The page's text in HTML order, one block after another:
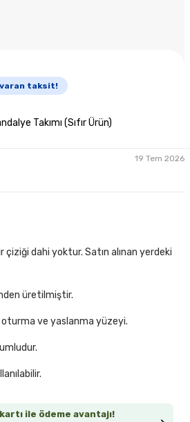
taksit!
Takımı (Sıfır Ürün)
19 Tem 2026
ile ödeme avantajı!
çiziği dahi yoktur. Satın alınan yerdeki
üretilmiştir.
oturma ve yaslanma yüzeyi.